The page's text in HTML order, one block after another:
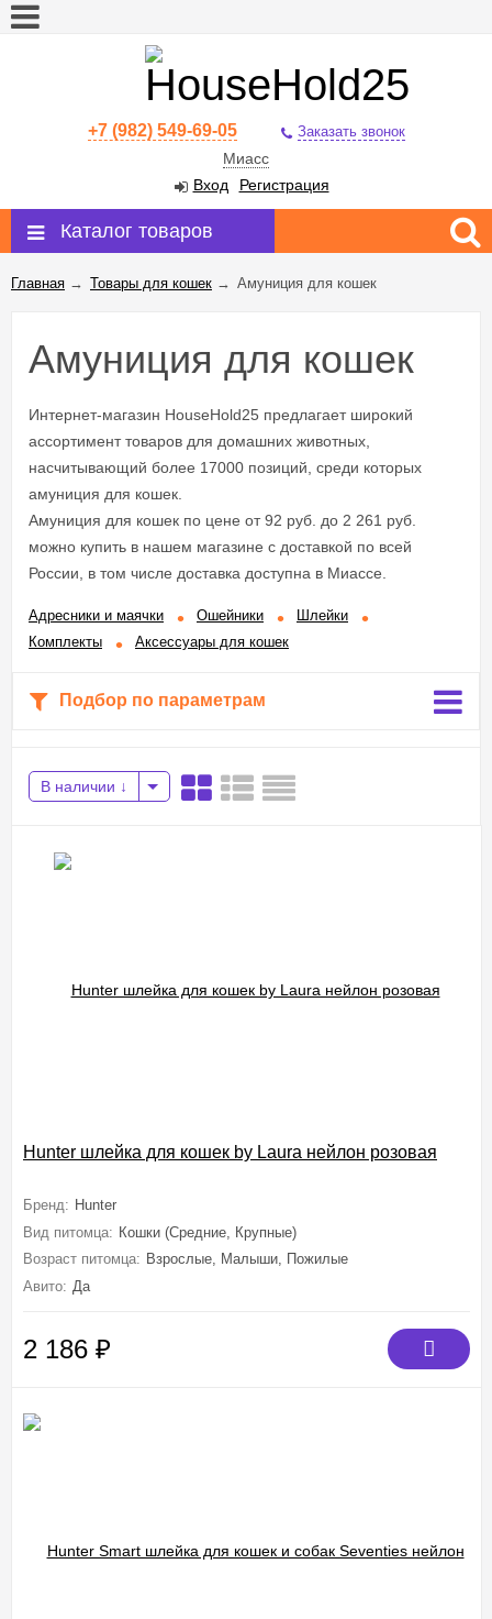
+7 (982) 549-69-05 Заказать звонок
Миасс
Вход
Регистрация
Каталог товаров
Главная → Товары для кошек → Амуниция для кошек
Амуниция для кошек
Интернет-магазин HouseHold25 предлагает широкий
ассортимент товаров для домашних животных,
насчитывающий более 17000 позиций, среди которых
амуниция для кошек.
Амуниция для кошек по цене от 92 руб. до 2 261 руб.
можно купить в нашем магазине с доставкой по всей
России, в том числе доставка доступна в Миассе.
Адресники и маячки Ошейники
Шлейки
Комплекты
Аксессуары для кошек
Подбор по параметрам
В наличии
Hunter шлейка для кошек by Laura нейлон розовая
Бренд: Hunter
Вид питомца: Кошки (Средние, Крупные)
Возраст питомца: Взрослые, Малыши, Пожилые
Авито: Да
2 186 ₽